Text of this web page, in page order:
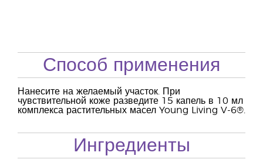
Способ применения
Нанесите на желаемый участок. При
чувствительной коже разведите 15 капель в 10 мл
комплекса растительных масел Young Living V-6®.
Ингредиенты